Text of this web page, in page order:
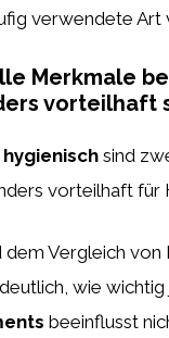
verwendete Art
Merkmale
vorteilhaft
hygienisch sind
vorteilhaft für
dem Vergleich
wie
beeinflusst